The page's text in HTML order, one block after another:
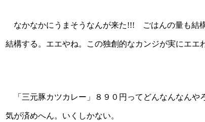
なかなかにうまそうなんが来た!!! ごはんの量も結
結構する。エエやね。この独創的なカンジが実にエエ
「三元豚カツカレー」８９０円ってどんなんなんや
気が済めへん。いくしかない。